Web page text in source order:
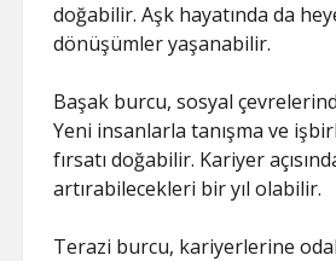
doğabilir. Aşk hayatında da
dönüşümler yaşanabilir.
Başak burcu, sosyal
Yeni insanlarla tanışma ve
fırsatı doğabilir. Kariyer
artırabilecekleri bir yıl olabilir.
Terazi burcu, kariyerlerine